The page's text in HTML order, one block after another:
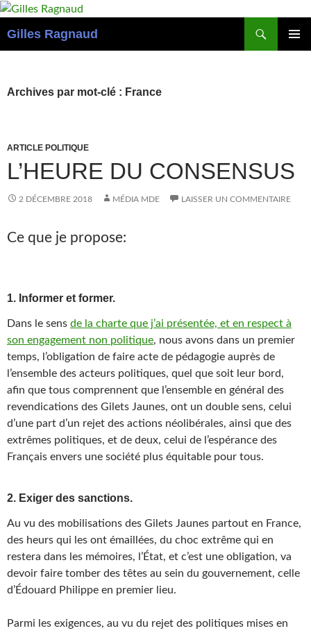
Gilles Ragnaud
Archives par mot-clé : France
ARTICLE POLITIQUE
L’HEURE DU CONSENSUS
2 DÉCEMBRE 2018 MÉDIA MDE LAISSER UN COMMENTAIRE
Ce que je propose:
1. Informer et former.
Dans le sens de la charte que j’ai présentée, et en respect à
son engagement non politique, nous avons dans un premier
temps, l’obligation de faire acte de pédagogie auprès de
l’ensemble des acteurs politiques, quel que soit leur bord,
afin que tous comprennent que l’ensemble en général des
revendications des Gilets Jaunes, ont un double sens, celui
d’une part d’un rejet des actions néolibérales, ainsi que des
extrêmes politiques, et de deux, celui de l’espérance des
Français envers une société plus équitable pour tous.
2. Exiger des sanctions.
Au vu des mobilisations des Gilets Jaunes partout en France,
des heurs qui les ont émaillées, du choc extrême qui en
restera dans les mémoires, l’État, et c’est une obligation, va
devoir faire tomber des têtes au sein du gouvernement, celle
d’Édouard Philippe en premier lieu.
Parmi les exigences, au vu du rejet des politiques mises en